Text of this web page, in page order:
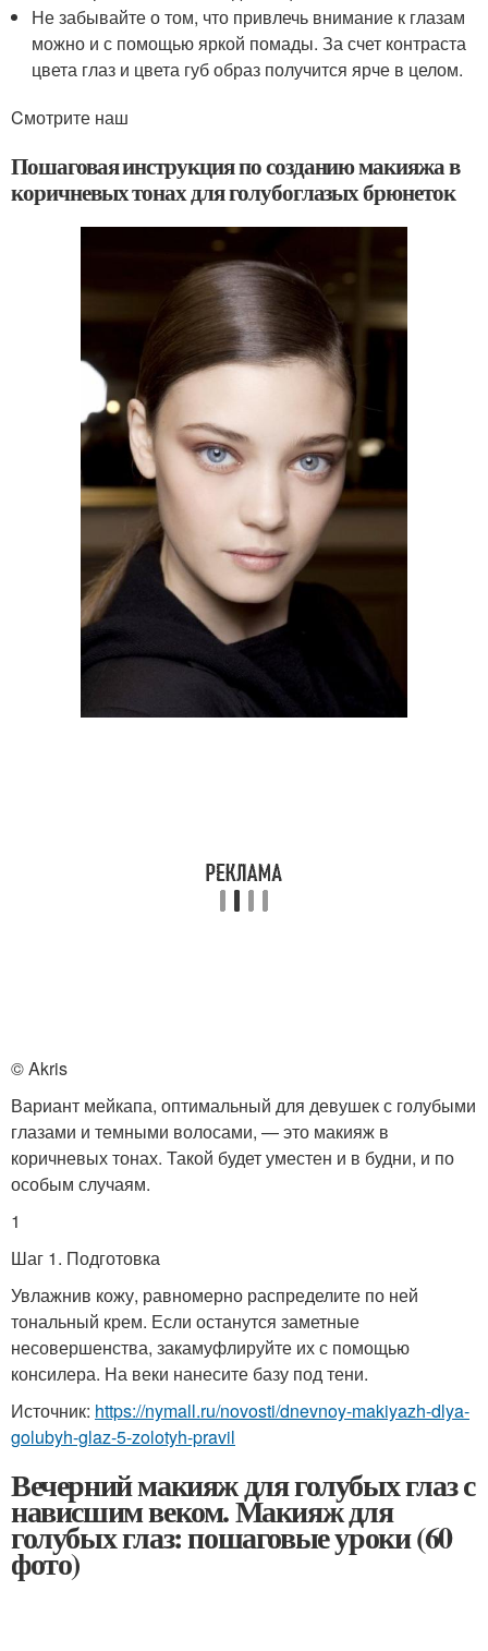
Не забывайте о том, что привлечь внимание к глазам
можно и с помощью яркой помады. За счет контраста
цвета глаз и цвета губ образ получится ярче в целом.
Cмотрите наш
Пошаговая инструкция по созданию макияжа в
коричневых тонах для голубоглазых брюнеток
© Akris
Вариант мейкапа, оптимальный для девушек с голубыми
глазами и темными волосами, — это макияж в
коричневых тонах. Такой будет уместен и в будни, и по
особым случаям.
1
Шаг 1. Подготовка
Увлажнив кожу, равномерно распределите по ней
тональный крем. Если останутся заметные
несовершенства, закамуфлируйте их с помощью
консилера. На веки нанесите базу под тени.
Источник: https://nymall.ru/novosti/dnevnoy-makiyazh-dlya-
golubyh-glaz-5-zolotyh-pravil
Вечерний макияж для голубых глаз с
нависшим веком. Макияж для
голубых глаз: пошаговые уроки (60
фото)